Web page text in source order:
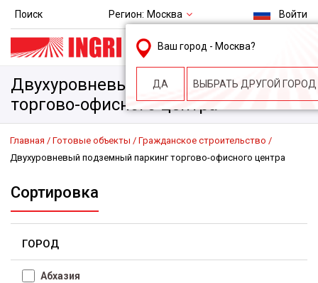
Поиск Регион: Москва
Ваш город - Москва?
ДА ВЫБРАТЬ ДРУГОЙ ГОРОД
Войти
msk@ingri.ru
пн. – пт.: 9.00-18.00
Двухуровневый подземный паркинг
торгово-офисного центра
Главная Готовые объекты
Гражданское строительство
Двухуровневый подземный паркинг торгово-офисного центра
Сортировка
ГОРОД
Абхазия